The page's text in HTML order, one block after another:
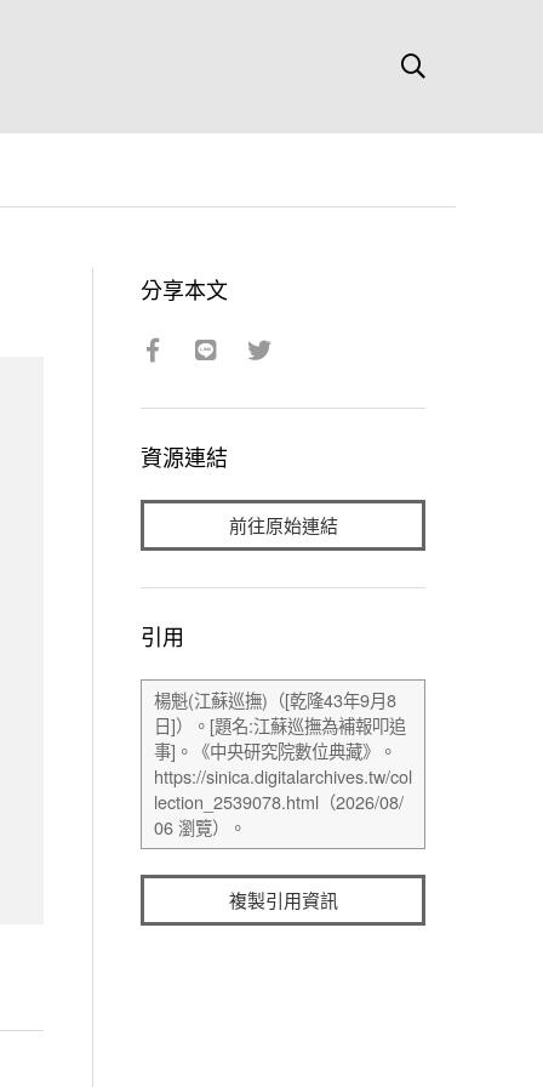
分享本文
資源連結
前往原始連結
引用
複製引用資訊